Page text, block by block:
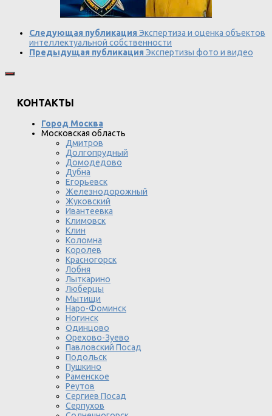
Следующая публикация Экспертиза и оценка объектов
интеллектуальной собственности
Предыдущая публикация Экспертизы фото и видео
КОНТАКТЫ
Город Москва
Московская область
Дмитров
Долгопрудный
Домодедово
Дубна
Егорьевск
Железнодорожный
Жуковский
Ивантеевка
Климовск
Клин
Коломна
Королев
Красногорск
Лобня
Лыткарино
Люберцы
Мытищи
Наро-Фоминск
Ногинск
Одинцово
Орехово-Зуево
Павловский Посад
Подольск
Пушкино
Раменское
Реутов
Сергиев Посад
Серпухов